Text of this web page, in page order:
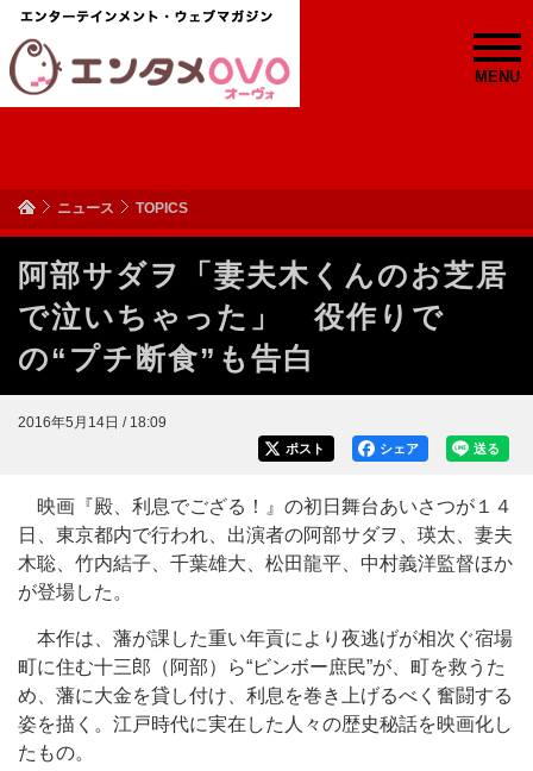
MENU
ニュース TOPICS
阿部サダヲ「妻夫木くんのお芝居
で泣いちゃった」 役作りで
の“プチ断食”も告白
2016年5月14日 / 18:09
送る
シェア
ポスト
映画『殿、利息でござる！』の初日舞台あいさつが１４
日、東京都内で行われ、出演者の阿部サダヲ、瑛太、妻夫
木聡、竹内結子、千葉雄大、松田龍平、中村義洋監督ほか
が登場した。
本作は、藩が課した重い年貢により夜逃げが相次ぐ宿場
町に住む十三郎（阿部）ら“ビンボー庶民”が、町を救うた
め、藩に大金を貸し付け、利息を巻き上げるべく奮闘する
姿を描く。江戸時代に実在した人々の歴史秘話を映画化し
たもの。